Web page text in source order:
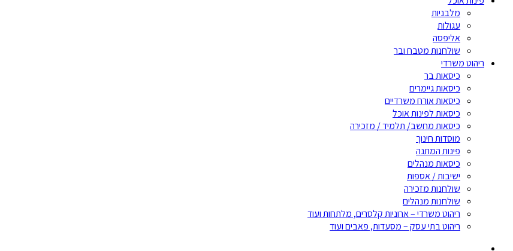
מלבניות
עגולות
אליפסה
שולחנות מטבח ובר
ריהוט משרדי
כיסאות בר
כיסאות גיימרים
כיסאות אורח משרדיים
כיסאות לפינות אוכל
כיסאות מחשב/ תלמיד / מזכירה
מוסדות חינוך
פינות המתנה
כיסאות מנהלים
ישיבות / אספות
שולחנות מזכירה
שולחנות מנהלים
ריהוט משרדי – ארוניות קלסרים, מלתחות ועוד
ריהוט בתי עסק – מסעדות, פאבים ועוד